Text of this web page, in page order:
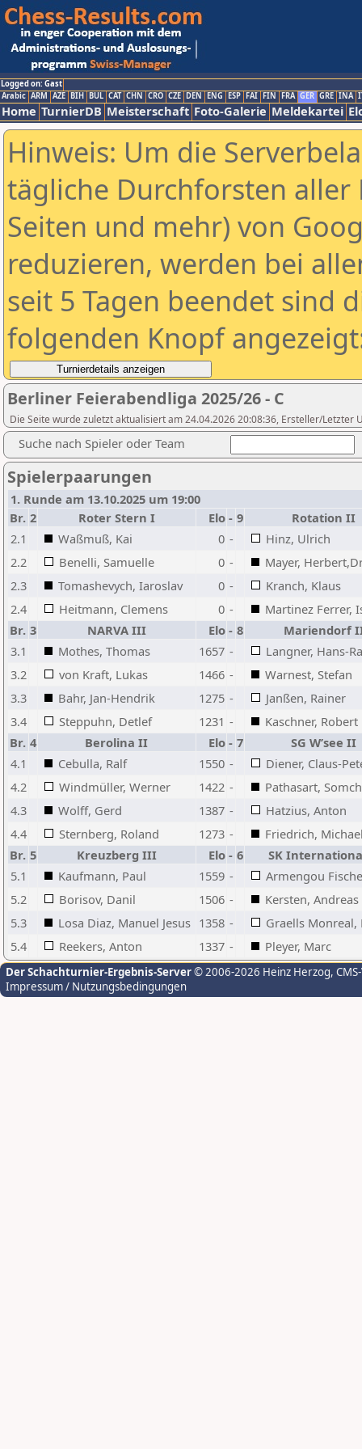
Logged on: Gast
Arabic ARM AZE BIH BUL CAT CHN CRO CZE DEN ENG ESP FAI FIN FRA GER GRE INA
Home TurnierDB Meisterschaft Foto-Galerie Meldekartei
Hinweis: Um die
tägliche Durchforsten aller
Seiten und mehr) von
reduzieren, werden bei
seit 5 Tagen beendet sind
folgenden Knopf
Berliner Feierabendliga 2025/26 - C
Die Seite wurde zuletzt aktualisiert am 24.04.2026 20:08:36, Ersteller/Letzter
Suche nach Spieler oder Team
Spielerpaarungen
1. Runde am 13.10.2025 um 19:00
Br. 2 Roter Stern I Elo - 9
Rotation II
2.1
Waßmuß, Kai 0 -
Hinz, Ulrich
2.2
Benelli, Samuelle 0 -
Mayer,
2.3
Tomashevych, Iaroslav 0 -
Kranch, Klaus
2.4
Heitmann, Clemens 0 -
Martinez Ferrer,
Br. 3 NARVA III Elo - 8
Mariendorf
3.1
Mothes, Thomas 1657 -
Langner, Hans-
3.2
von Kraft, Lukas 1466 -
Warnest, Stefan
3.3
Bahr, Jan-Hendrik 1275 -
Janßen, Rainer
3.4
Steppuhn, Detlef 1231 -
Kaschner, Robert
Br. 4 Berolina II Elo - 7
SG W’see II
4.1
Cebulla, Ralf 1550 -
Diener, Claus-
4.2
Windmüller, Werner 1422 -
Pathasart,
4.3
Wolff, Gerd 1387 -
Hatzius, Anton
4.4
Sternberg, Roland 1273 -
Friedrich,
Br. 5 Kreuzberg III Elo - 6
SK
5.1
Kaufmann, Paul 1559 -
Armengou
5.2
Borisov, Danil 1506 -
Kersten, Andreas
5.3
Losa Diaz, Manuel Jesus 1358 -
Graells Monreal,
5.4
Reekers, Anton 1337 - Pleyer, Marc
Der Schachturnier-Ergebnis-Server© 2006-2026 Heinz Herzog,
Impressum / Nutzungsbedingungen